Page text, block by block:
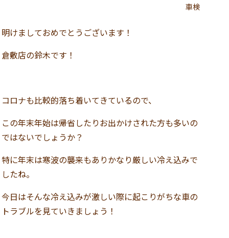
車検
明けましておめでとうございます！
倉敷店の鈴木です！
コロナも比較的落ち着いてきているので、
この年末年始は帰省したりお出かけされた方も多いの
ではないでしょうか？
特に年末は寒波の襲来もありかなり厳しい冷え込みで
したね。
今日はそんな冷え込みが激しい際に起こりがちな車の
トラブルを見ていきましょう！